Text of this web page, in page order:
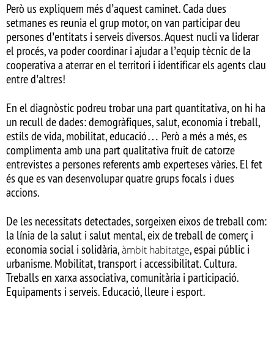
Però us expliquem més d’aquest caminet. Cada dues
setmanes es reunia el grup motor, on van participar deu
persones d’entitats i serveis diversos. Aquest nucli va liderar
el procés, va poder coordinar i ajudar a l’equip tècnic de la
cooperativa a aterrar en el territori i identificar els agents clau
entre d’altres!
En el diagnòstic podreu trobar una part quantitativa, on hi ha
un recull de dades: demogràfiques, salut, economia i treball,
estils de vida, mobilitat, educació… Però a més a més, es
complimenta amb una part qualitativa fruit de catorze
entrevistes a persones referents amb experteses vàries. El fet
és que es van desenvolupar quatre grups focals i dues
accions.
De les necessitats detectades, sorgeixen eixos de treball com:
la línia de la salut i salut mental, eix de treball de comerç i
economia social i solidària,àmbit habitatge, espai públic i
urbanisme. Mobilitat, transport i accessibilitat. Cultura.
Treballs en xarxa associativa, comunitària i participació.
Equipaments i serveis. Educació, lleure i esport.